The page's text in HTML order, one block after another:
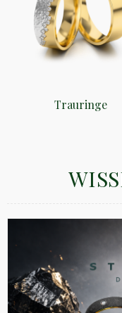
Trauringe